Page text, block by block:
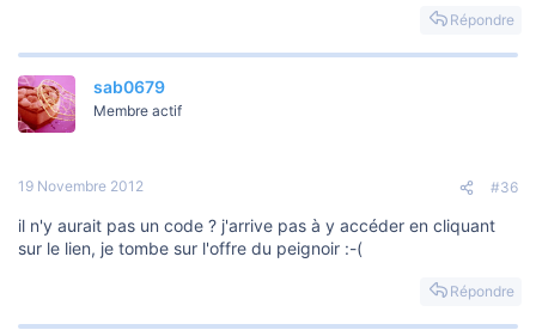
Répondre
sab0679
Membre actif
19 Novembre 2012 #36
il n'y aurait pas un code ? j'arrive pas à y accéder en cliquant
sur le lien, je tombe sur l'offre du peignoir :-(
Répondre